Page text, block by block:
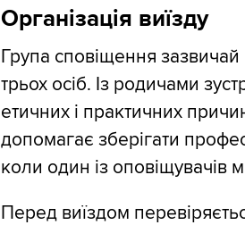
Організація виїзду
Група сповіщення
трьох осіб. Із родичами
етичних і практичних
допомагає зберігати
коли один із
Перед виїздом